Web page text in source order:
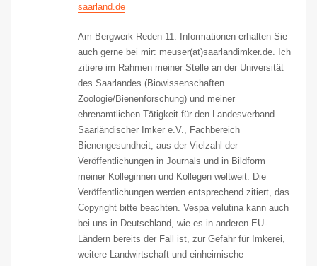
saarland.de
Am Bergwerk Reden 11. Informationen erhalten Sie
auch gerne bei mir: meuser(at)saarlandimker.de. Ich
zitiere im Rahmen meiner Stelle an der Universität
des Saarlandes (Biowissenschaften
Zoologie/Bienenforschung) und meiner
ehrenamtlichen Tätigkeit für den Landesverband
Saarländischer Imker e.V., Fachbereich
Bienengesundheit, aus der Vielzahl der
Veröffentlichungen in Journals und in Bildform
meiner Kolleginnen und Kollegen weltweit. Die
Veröffentlichungen werden entsprechend zitiert, das
Copyright bitte beachten. Vespa velutina kann auch
bei uns in Deutschland, wie es in anderen EU-
Ländern bereits der Fall ist, zur Gefahr für Imkerei,
weitere Landwirtschaft und einheimische